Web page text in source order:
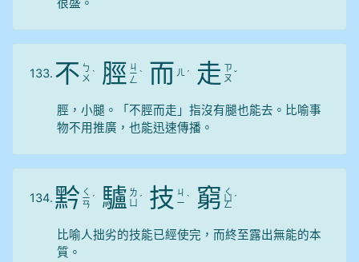
很盛。
133. 不 ㄅ
ㄨ ˋ 脛 ㄐ
ㄧ
ㄥ
ˋ 而 ㄦ ˊ 走 ㄗ
ㄡ ˇ
脛，小腿。「不脛而走」指沒有腿也能去。比喻事
物不用推廣，也能迅速傳播。
134. 黔 ㄑ
ㄧ
ㄢ
ˊ 驢 ㄌ
ˊ 技 ㄐ
ㄧ ˋ 窮 ㄑ
ㄩ
ㄥ
ˊ
比喻人拙劣的技能已經使完，而終至露出無能的本
質。